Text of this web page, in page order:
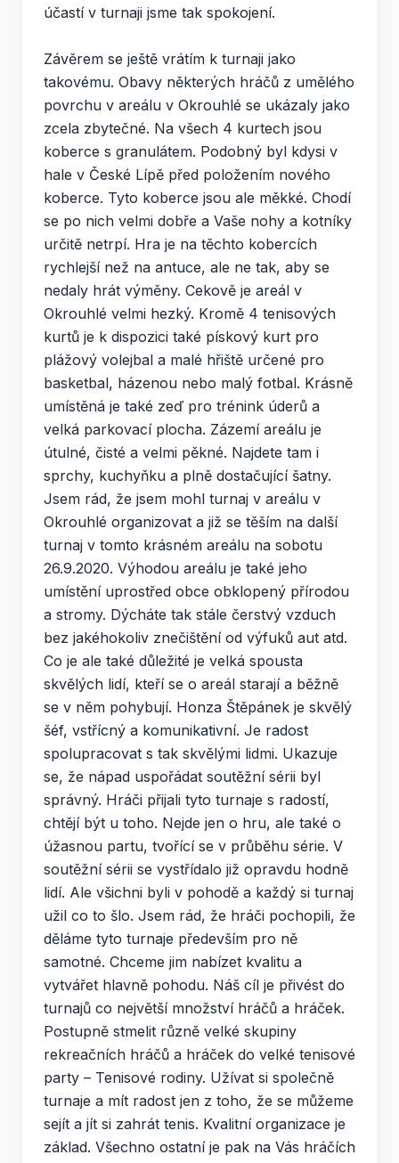
účastí v turnaji jsme tak spokojení.
Závěrem se ještě vrátím k turnaji jako
takovému. Obavy některých hráčů z umělého
povrchu v areálu v Okrouhlé se ukázaly jako
zcela zbytečné. Na všech 4 kurtech jsou
koberce s granulátem. Podobný byl kdysi v
hale v České Lípě před položením nového
koberce. Tyto koberce jsou ale měkké. Chodí
se po nich velmi dobře a Vaše nohy a kotníky
určitě netrpí. Hra je na těchto kobercích
rychlejší než na antuce, ale ne tak, aby se
nedaly hrát výměny. Cekově je areál v
Okrouhlé velmi hezký. Kromě 4 tenisových
kurtů je k dispozici také pískový kurt pro
plážový volejbal a malé hřiště určené pro
basketbal, házenou nebo malý fotbal. Krásně
umístěná je také zeď pro trénink úderů a
velká parkovací plocha. Zázemí areálu je
útulné, čisté a velmi pěkné. Najdete tam i
sprchy, kuchyňku a plně dostačující šatny.
Jsem rád, že jsem mohl turnaj v areálu v
Okrouhlé organizovat a již se těším na další
turnaj v tomto krásném areálu na sobotu
26.9.2020. Výhodou areálu je také jeho
umístění uprostřed obce obklopený přírodou
a stromy. Dýcháte tak stále čerstvý vzduch
bez jakéhokoliv znečištění od výfuků aut atd.
Co je ale také důležité je velká spousta
skvělých lidí, kteří se o areál starají a běžně
se v něm pohybují. Honza Štěpánek je skvělý
šéf, vstřícný a komunikativní. Je radost
spolupracovat s tak skvělými lidmi. Ukazuje
se, že nápad uspořádat soutěžní sérii byl
správný. Hráči přijali tyto turnaje s radostí,
chtějí být u toho. Nejde jen o hru, ale také o
úžasnou partu, tvořící se v průběhu série. V
soutěžní sérii se vystřídalo již opravdu hodně
lidí. Ale všichni byli v pohodě a každý si turnaj
užil co to šlo. Jsem rád, že hráči pochopili, že
děláme tyto turnaje především pro ně
samotné. Chceme jim nabízet kvalitu a
vytvářet hlavně pohodu. Náš cíl je přivést do
turnajů co největší množství hráčů a hráček.
Postupně stmelit různě velké skupiny
rekreačních hráčů a hráček do velké tenisové
party – Tenisové rodiny. Užívat si společně
turnaje a mít radost jen z toho, že se můžeme
sejít a jít si zahrát tenis. Kvalitní organizace je
základ. Všechno ostatní je pak na Vás hráčích